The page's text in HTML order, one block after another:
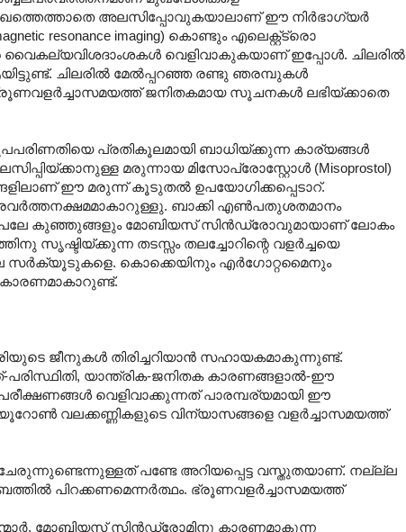
മുഖത്തെത്താതെ അലസിപ്പോവുകയാലാണ് ഈ നിർഭാഗ്യർ
resonance imaging) കൊണ്ടും എലെക്റ്റ്ട്രൊ
വെളിവാകുകയാണ് ഇപ്പോൾ. ചിലരിൽ
ചിലരിൽ മേൽ‌പ്പറഞ്ഞ രണ്ടു ഞരമ്പുകൾ
ഭ്രൂണവളർച്ചാസമയത്ത് ജനിതകമായ സൂചനകൾ ലഭിയ്ക്കാതെ
പ്രതികൂലമായി ബാധിയ്ക്കുന്ന കാര്യങ്ങൾ
മരുന്നായ മിസോപ്രോസ്റ്റോൾ (Misoprostol)
ഈ മരുന്ന് കൂടുതൽ ഉപയോഗിക്കപ്പെടാറ്.
ബാക്കി എൺപതുശതമാനം
പലേ കുഞ്ഞുങ്ങളും മോബിയസ് സിൻഡ്രോവുമായാണ് ലോകം
തടസ്സം തലച്ചോറിന്റെ വളർച്ചയെ
സർക്യൂടുകളെ. കൊക്കെയിനും എർഗോറ്റമൈനും
ജീനുകൾ തിരിച്ചറിയാൻ സഹായകമാകുന്നുണ്ട്.
പരിസ്ഥിതി, യാന്ത്രിക-ജനിതക കാരണങ്ങളാൽ-ഈ
വെളിവാക്കുന്നത് പാരമ്പര്യമായി ഈ
വലക്കണ്ണികളുടെ വിന്യാസങ്ങളെ വളർച്ചാസമയത്ത്
പണ്ടേ അറിയപ്പെട്ട വസ്തുതയാണ്. നല്ല്ല
പിറക്കണമെന്നർത്ഥം. ഭ്രൂണവളർച്ചാസമയത്ത്
മോബിയസ് സിൻഡ്രോമിനു കാരണമാകുന്ന